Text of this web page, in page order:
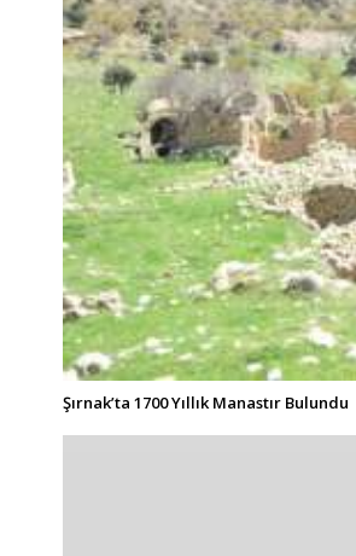
Şırnak’ta 1700 Yıllık Manastır Bulundu